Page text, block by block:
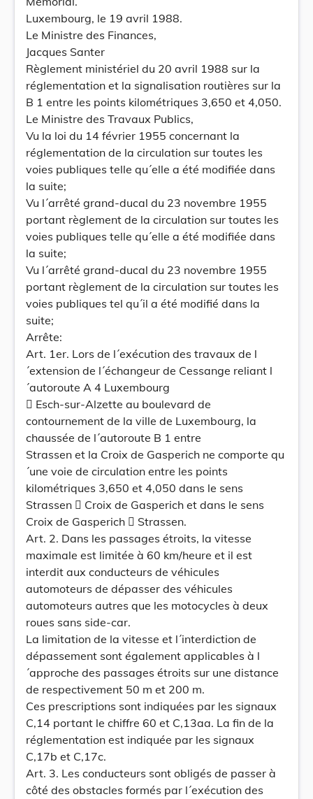
Luxembourg, le 19 avril 1988.
Le Ministre des Finances,
Jacques Santer
Règlement ministériel du 20 avril 1988 sur la
réglementation et la signalisation routières sur la
B 1 entre les points kilométriques 3,650 et 4,050.
Le Ministre des Travaux Publics,
Vu la loi du 14 février 1955 concernant la
réglementation de la circulation sur toutes les
voies publiques telle qu´elle a été modifiée dans
la suite;
Vu l´arrêté grand-ducal du 23 novembre 1955
portant règlement de la circulation sur toutes les
voies publiques telle qu´elle a été modifiée dans
la suite;
Vu l´arrêté grand-ducal du 23 novembre 1955
portant règlement de la circulation sur toutes les
voies publiques tel qu´il a été modifié dans la
suite;
Arrête:
Art. 1er. Lors de l´exécution des travaux de l
´extension de l´échangeur de Cessange reliant l
´autoroute A 4 Luxembourg
 Esch-sur-Alzette au boulevard de
contournement de la ville de Luxembourg, la
chaussée de l´autoroute B 1 entre
Strassen et la Croix de Gasperich ne comporte qu
´une voie de circulation entre les points
kilométriques 3,650 et 4,050 dans le sens
Strassen  Croix de Gasperich et dans le sens
Croix de Gasperich  Strassen.
Art. 2. Dans les passages étroits, la vitesse
maximale est limitée à 60 km/heure et il est
interdit aux conducteurs de véhicules
automoteurs de dépasser des véhicules
automoteurs autres que les motocycles à deux
roues sans side-car.
La limitation de la vitesse et l´interdiction de
dépassement sont également applicables à l
´approche des passages étroits sur une distance
de respectivement 50 m et 200 m.
Ces prescriptions sont indiquées par les signaux
C,14 portant le chiffre 60 et C,13aa. La fin de la
réglementation est indiquée par les signaux
C,17b et C,17c.
Art. 3. Les conducteurs sont obligés de passer à
côté des obstacles formés par l´exécution des